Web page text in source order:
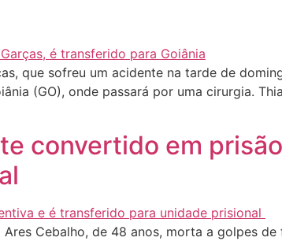
que sofreu um acidente na tarde de
(GO), onde passará por uma cirurgia.
convertido em
Cebalho, de 48 anos, morta a golpes